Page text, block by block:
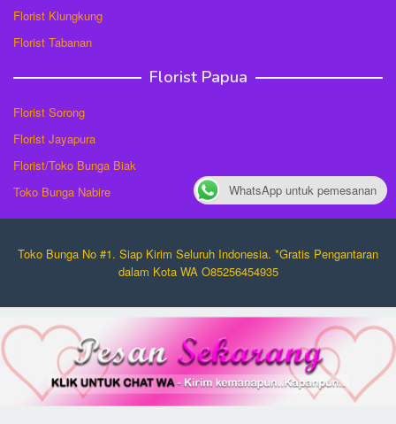
Florist Klungkung
Florist Tabanan
Florist Papua
Florist Sorong
Florist Jayapura
Florist/Toko Bunga Biak
Toko Bunga Nabire
Toko Bunga No #1. Siap Kirim Seluruh Indonesia. *Gratis Pengantaran
dalam Kota WA O85256454935
WhatsApp untuk pemesanan